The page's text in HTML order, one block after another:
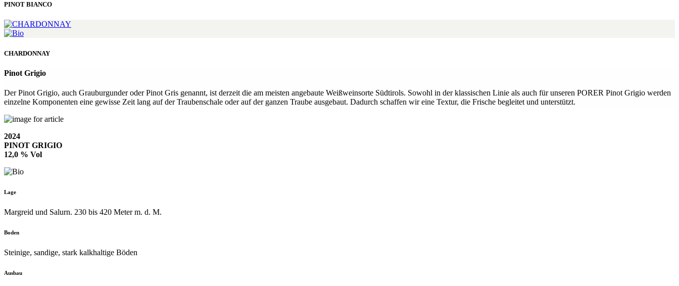
PINOT BIANCO
CHARDONNAY
Pinot Grigio
Der Pinot Grigio, auch Grauburgunder oder Pinot Gris genannt, ist derzeit die am meisten angebaute Weißweinsorte Südtirols. Sowohl in der klassischen Linie als auch für unseren PORER Pinot Grigio werden
einzelne Komponenten eine gewisse Zeit lang auf der Traubenschale oder auf der ganzen Traube ausgebaut. Dadurch schaffen wir eine Textur, die Frische begleitet und unterstützt.
2024
PINOT GRIGIO
12,0 % Vol
Lage
Margreid und Salurn. 230 bis 420 Meter m. d. M.
Boden
Steinige, sandige, stark kalkhaltige Böden
Ausbau